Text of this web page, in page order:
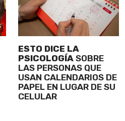
ESTO DICE LA
PSICOLOGÍA SOBRE
LAS PERSONAS QUE
USAN CALENDARIOS DE
PAPEL EN LUGAR DE SU
CELULAR